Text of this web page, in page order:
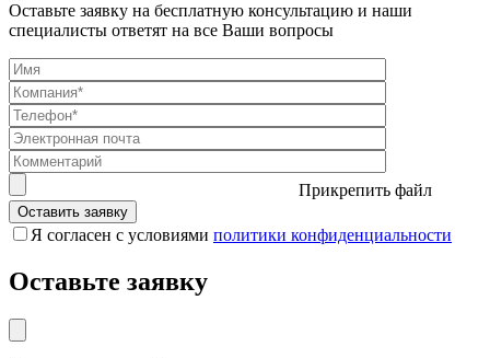
Оставьте заявку на бесплатную консультацию и наши
специалисты ответят на все Ваши вопросы
Прикрепить файл
Я согласен с условиями политики конфиденциальности
Оставьте заявку